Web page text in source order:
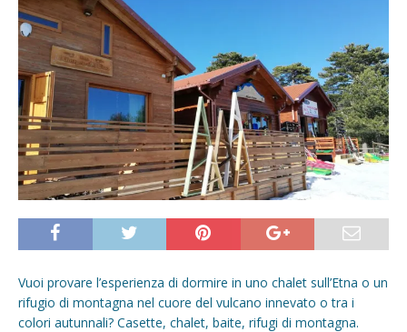
Vuoi provare l’esperienza di dormire in uno chalet sull’Etna o un
rifugio di montagna nel cuore del vulcano innevato o tra i
colori autunnali? Casette, chalet, baite, rifugi di montagna.